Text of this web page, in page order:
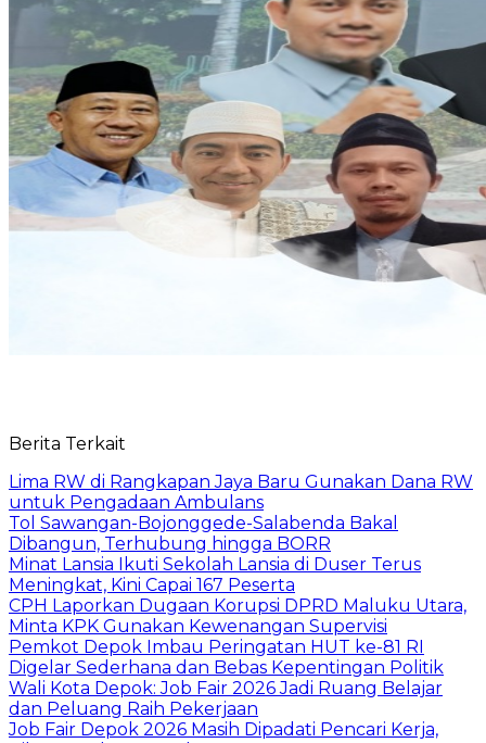
Berita Terkait
Lima RW di Rangkapan Jaya Baru Gunakan Dana RW
untuk Pengadaan Ambulans
Tol Sawangan-Bojonggede-Salabenda Bakal
Dibangun, Terhubung hingga BORR
Minat Lansia Ikuti Sekolah Lansia di Duser Terus
Meningkat, Kini Capai 167 Peserta
CPH Laporkan Dugaan Korupsi DPRD Maluku Utara,
Minta KPK Gunakan Kewenangan Supervisi
Pemkot Depok Imbau Peringatan HUT ke-81 RI
Digelar Sederhana dan Bebas Kepentingan Politik
Wali Kota Depok: Job Fair 2026 Jadi Ruang Belajar
dan Peluang Raih Pekerjaan
Job Fair Depok 2026 Masih Dipadati Pencari Kerja,